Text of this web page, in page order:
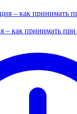
– как принимать при